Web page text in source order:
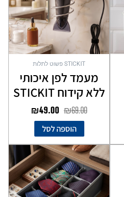
STICKIT פשוט לתלות
מעמד לפן איכותי
ללא קידוח STICKIT
₪69.00
₪49.00
הוספה לסל
למוצר
זה
יש
מספר
סוגים.